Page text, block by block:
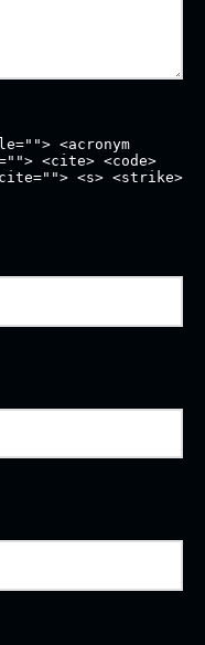
<acronym
<cite> <code>
<s> <strike>